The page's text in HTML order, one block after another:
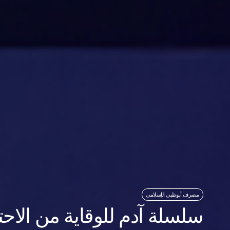
مصرف أبوظبي الإسلامي
سلسلة آدم للوقاية من